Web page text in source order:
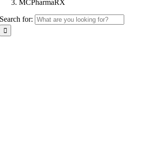
MCPharmaRX
Search for: